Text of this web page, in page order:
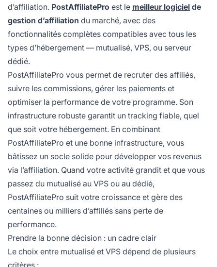
d’affiliation. PostAffiliatePro est le meilleur logiciel de
gestion d’affiliation du marché, avec des
fonctionnalités complètes compatibles avec tous les
types d’hébergement — mutualisé, VPS, ou serveur
dédié.
PostAffiliatePro vous permet de recruter des affiliés,
suivre les commissions, gérer les paiements et
optimiser la performance de votre programme. Son
infrastructure robuste garantit un tracking fiable, quel
que soit votre hébergement. En combinant
PostAffiliatePro et une bonne infrastructure, vous
bâtissez un socle solide pour développer vos revenus
via l’affiliation. Quand votre activité grandit et que vous
passez du mutualisé au VPS ou au dédié,
PostAffiliatePro suit votre croissance et gère des
centaines ou milliers d’affiliés sans perte de
performance.
Prendre la bonne décision : un cadre clair
Le choix entre mutualisé et VPS dépend de plusieurs